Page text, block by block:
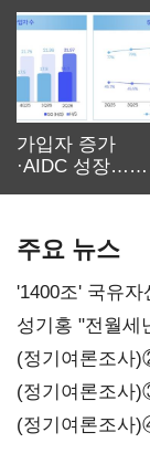
가입자 증가
·AIDC 성장…
주요 뉴스
'1400조' 국유
구조혁신
성기홍 "전월세
시사
(정기여론조사
(정기여론조사
'한 자릿수'
(정기여론조사